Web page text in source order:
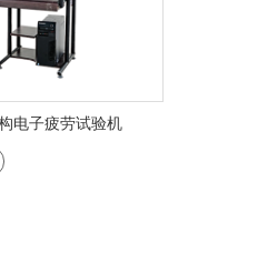
电子疲劳试验机